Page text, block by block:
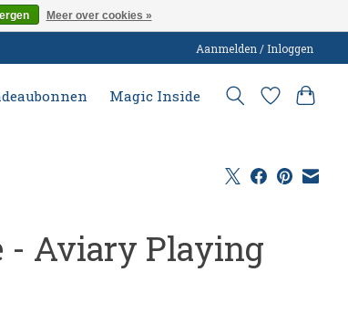
Aanmelden / Inloggen
Magic Inside
- Aviary Playing
Meer over cookies »